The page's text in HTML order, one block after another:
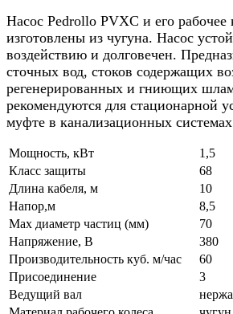
Насос Pedrollo PVXC и его рабочее
изготовлены из чугуна. Насос
воздействию и долговечен.
сточных вод, стоков содержащих
регенерированных и гниющих
рекомендуются для стационарной
муфте в канализационных
Мощность, кВт
1,5
Класс защиты
68
Длина кабеля, м
10
Напор,м
8,5
Мах диаметр частиц (мм)
70
Напряжение, В
380
Производительность куб. м/час
60
Присоединение
3
Ведущий вал